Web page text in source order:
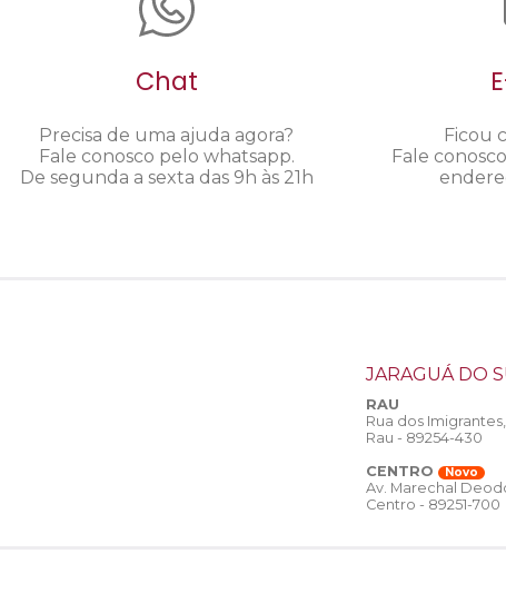
Chat
Precisa de uma ajuda agora?
Fale conosco pelo whatsapp.
De segunda a sexta das 9h às 21h
Ficou
Fale
JARAGUÁ DO
RAU
Rua dos
Rau - 89254-430
CENTRO
Novo
Av. Marechal
Centro - 89251-700